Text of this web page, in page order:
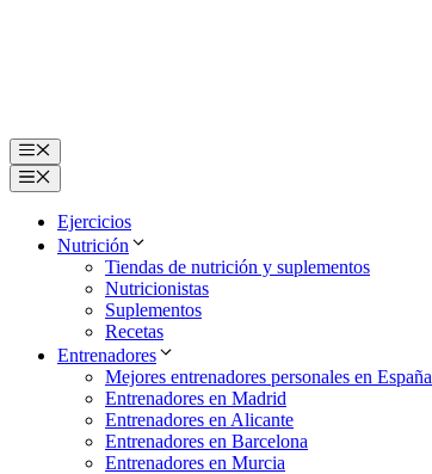
Menú
Menú
Ejercicios
Nutrición
Tiendas de nutrición y suplementos
Nutricionistas
Suplementos
Recetas
Entrenadores
Mejores entrenadores personales en España
Entrenadores en Madrid
Entrenadores en Alicante
Entrenadores en Barcelona
Entrenadores en Murcia